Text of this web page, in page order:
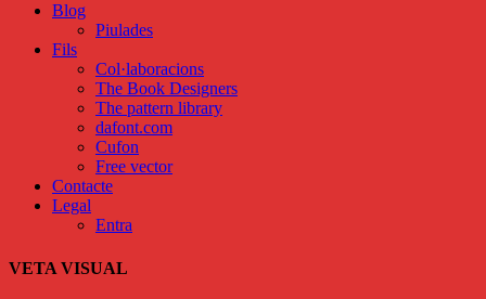
Blog
Piulades
Fils
Col·laboracions
The Book Designers
The pattern library
dafont.com
Cufon
Free vector
Contacte
Legal
Entra
VETA VISUAL